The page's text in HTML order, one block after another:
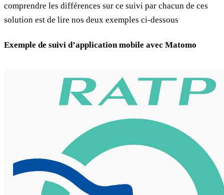
comprendre les différences sur ce suivi par chacun de ces
solution est de lire nos deux exemples ci-dessous
Exemple de suivi d’application mobile avec Matomo